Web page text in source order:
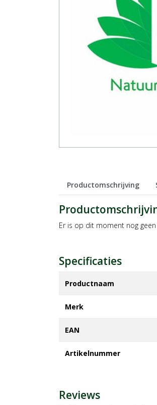
Productomschrijving
Er is op dit moment nog
Specificaties
Productnaam
Merk
EAN
Artikelnummer
Reviews